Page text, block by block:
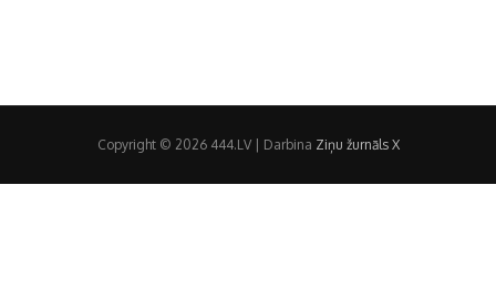
Copyright © 2026 444.LV | Darbina Ziņu žurnāls X